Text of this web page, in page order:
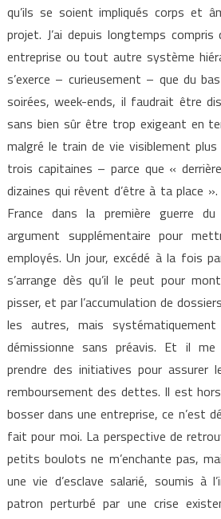
qu’ils se soient impliqués corps et
projet. J’ai depuis longtemps compris
entreprise ou tout autre système
s’exerce – curieusement – que du
soirées, week-ends, il faudrait être
sans bien sûr être trop exigeant en
malgré le train de vie visiblement
trois capitaines – parce que «
dizaines qui rêvent d’être à ta place
France dans la première guerre
argument supplémentaire pour
employés. Un jour, excédé à la fois
s’arrange dès qu’il le peut pour
pisser, et par l’accumulation de
les autres, mais
démissionne sans préavis. Et il
prendre des initiatives pour
remboursement des dettes. Il est
bosser dans une entreprise, ce n’est
fait pour moi. La perspective de
petits boulots ne m’enchante pas,
une vie d’esclave salarié, soumis à
patron perturbé par une crise